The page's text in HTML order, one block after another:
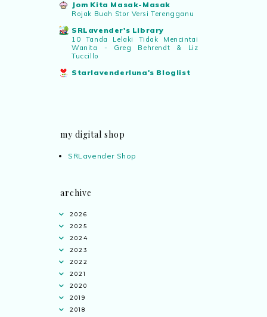
Jom Kita Masak-Masak
Rojak Buah Stor Versi Terengganu
SRLavender's Library
10 Tanda Lelaki Tidak Mencintai
Wanita - Greg Behrendt & Liz
Tuccillo
Starlavenderluna's Bloglist
my digital shop
SRLavender Shop
archive
2026
2025
2024
2023
2022
2021
2020
2019
2018